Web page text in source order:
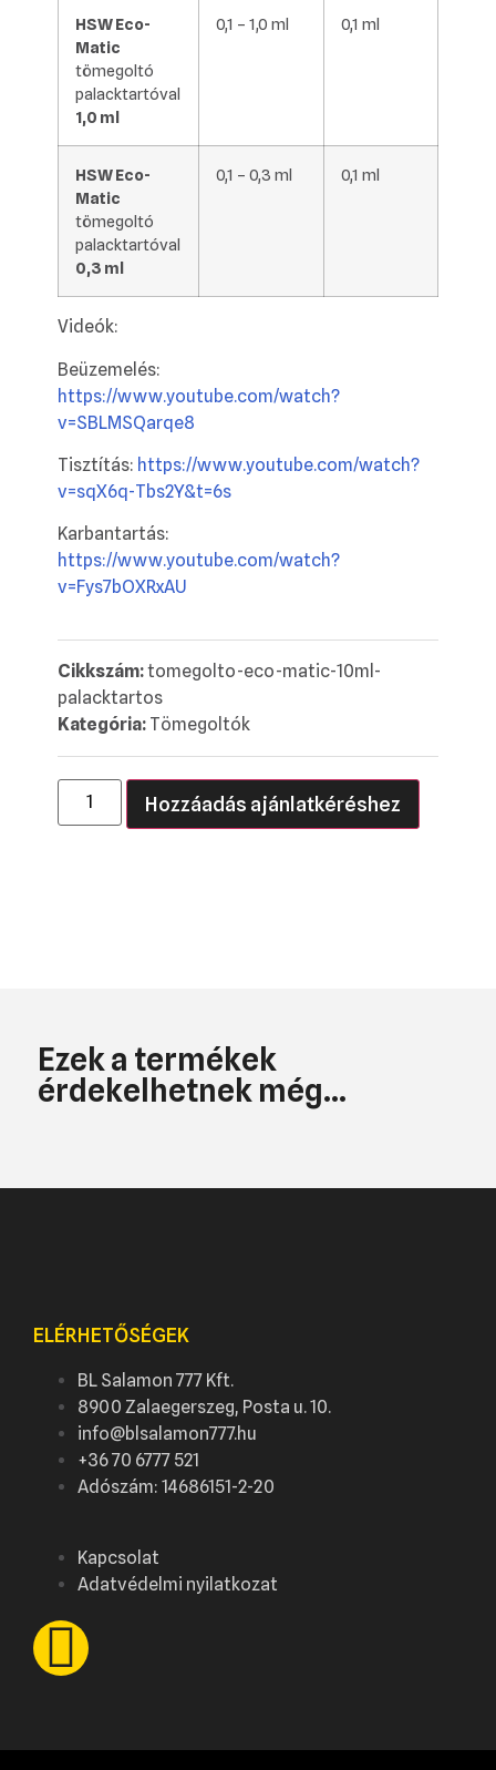
HSW Eco-
Matic
tömegoltó
palacktartóval
1,0 ml
0,1 – 1,0 ml 0,1 ml
HSW Eco-
Matic
tömegoltó
palacktartóval
0,3 ml
0,1 – 0,3 ml 0,1 ml
Videók:
Beüzemelés:
https://www.youtube.com/watch?
v=SBLMSQarqe8
Tisztítás: https://www.youtube.com/watch?
v=sqX6q-Tbs2Y&t=6s
Karbantartás:
https://www.youtube.com/watch?
v=Fys7bOXRxAU
Cikkszám:tomegolto-eco-matic-10ml-
palacktartos
Kategória: Tömegoltók
Hozzáadás ajánlatkéréshez
Ezek a termékek
érdekelhetnek még...
ELÉRHETŐSÉGEK
BL Salamon 777 Kft.
8900 Zalaegerszeg, Posta u. 10.
info@blsalamon777.hu
+36 70 6777 521
Adószám: 14686151-2-20
Kapcsolat
Adatvédelmi nyilatkozat